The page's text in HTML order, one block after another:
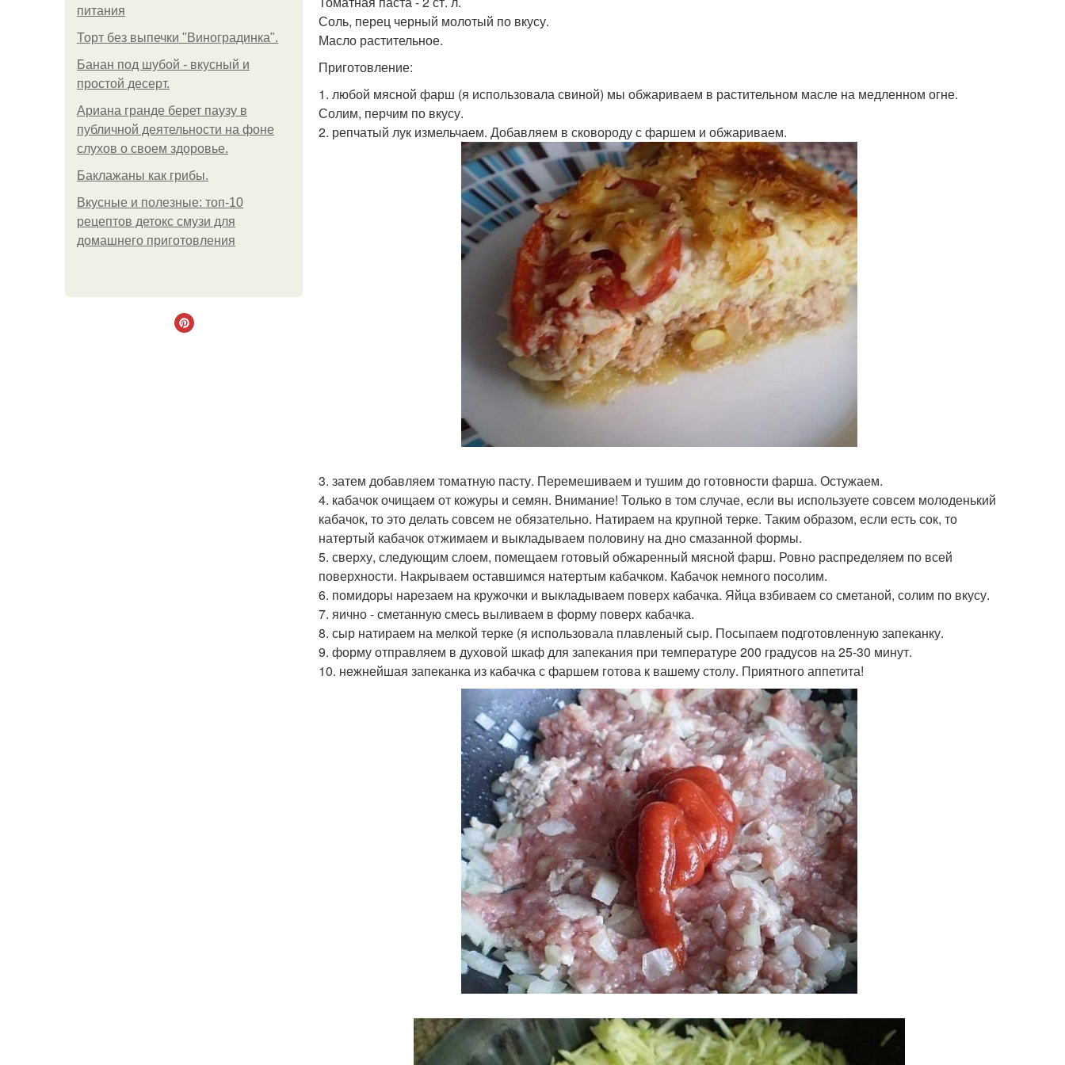
питания
Торт без выпечки "Виноградинка".
Банан под шубой - вкусный и
простой десерт.
Ариана гранде берет паузу в
публичной деятельности на фоне
слухов о своем здоровье.
Баклажаны как грибы.
Вкусные и полезные: топ-10
рецептов детокс смузи для
домашнего приготовления
Соль, перец черный молотый по вкусу.
Масло растительное.
Приготовление:
1. любой мясной фарш (я использовала свиной) мы обжариваем в растительном масле на медленном огне.
Солим, перчим по вкусу.
2. репчатый лук измельчаем. Добавляем в сковороду с фаршем и обжариваем.
3. затем добавляем томатную пасту. Перемешиваем и тушим до готовности фарша. Остужаем.
4. кабачок очищаем от кожуры и семян. Внимание! Только в том случае, если вы используете совсем молоденький
кабачок, то это делать совсем не обязательно. Натираем на крупной терке. Таким образом, если есть сок, то
натертый кабачок отжимаем и выкладываем половину на дно смазанной формы.
5. сверху, следующим слоем, помещаем готовый обжаренный мясной фарш. Ровно распределяем по всей
поверхности. Накрываем оставшимся натертым кабачком. Кабачок немного посолим.
6. помидоры нарезаем на кружочки и выкладываем поверх кабачка. Яйца взбиваем со сметаной, солим по вкусу.
7. яично - сметанную смесь выливаем в форму поверх кабачка.
8. сыр натираем на мелкой терке (я использовала плавленый сыр. Посыпаем подготовленную запеканку.
9. форму отправляем в духовой шкаф для запекания при температуре 200 градусов на 25-30 минут.
10. нежнейшая запеканка из кабачка с фаршем готова к вашему столу. Приятного аппетита!